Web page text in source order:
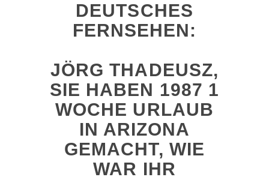
DEUTSCHES
FERNSEHEN:
JÖRG THADEUSZ,
SIE HABEN 1987 1
WOCHE URLAUB
IN ARIZONA
GEMACHT, WIE
WAR IHR